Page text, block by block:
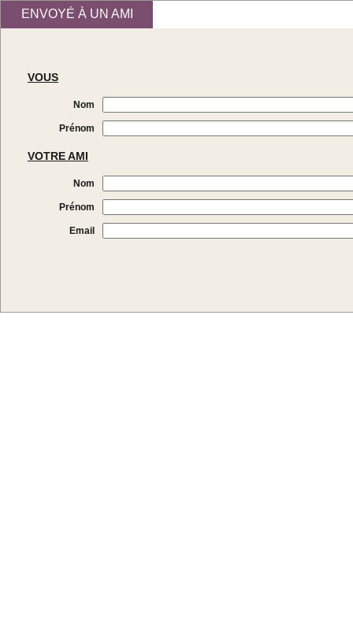
ENVOYÉ À UN AMI
VOUS
Nom
Prénom
VOTRE AMI
Nom
Prénom
Email